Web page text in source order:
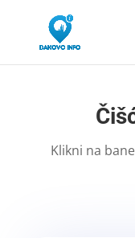
Klikni na